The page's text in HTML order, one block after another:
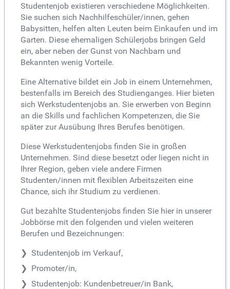
Studentenjob existieren verschiedene Möglichkeiten.
Sie suchen sich Nachhilfeschüler/innen, gehen
Babysitten, helfen alten Leuten beim Einkaufen und im
Garten. Diese ehemaligen Schülerjobs bringen Geld
ein, aber neben der Gunst von Nachbarn und
Bekannten wenig Vorteile.
Eine Alternative bildet ein Job in einem Unternehmen,
bestenfalls im Bereich des Studienganges. Hier bieten
sich Werkstudentenjobs an. Sie erwerben von Beginn
an die Skills und fachlichen Kompetenzen, die Sie
später zur Ausübung Ihres Berufes benötigen.
Diese Werkstudentenjobs finden Sie in großen
Unternehmen. Sind diese besetzt oder liegen nicht in
Ihrer Region, geben viele andere Firmen
Studenten/innen mit flexiblen Arbeitszeiten eine
Chance, sich ihr Studium zu verdienen.
Gut bezahlte Studentenjobs finden Sie hier in unserer
Jobbörse mit den folgenden und vielen weiteren
Berufen und Bezeichnungen:
Studentenjob im Verkauf,
Promoter/in,
Studentenjob: Kundenbetreuer/in Bank,